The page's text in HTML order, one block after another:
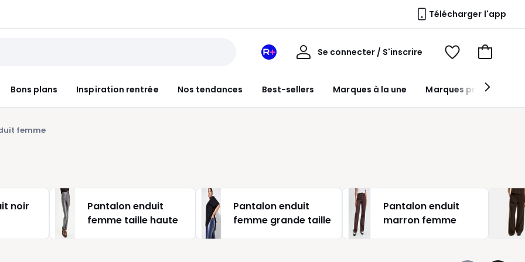
Télécharger l'app
Bons plans Inspiration rentrée Nos tendances Best-sellers Marques à la une Marques premium
Mon
Redoute
Se connecter / S'inscrire
Mon
Voir
Voir
panier
femme
noir
Pantalon enduit
femme taille haute
Pantalon enduit
femme grande taille
Pantalon enduit
marron femme